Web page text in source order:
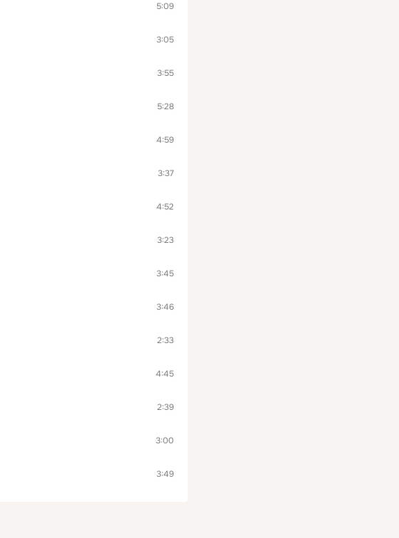
5:09
3:05
3:55
5:28
4:59
3:37
4:52
3:23
3:45
3:46
2:33
4:45
2:39
3:00
3:49